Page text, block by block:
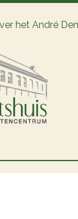
het André